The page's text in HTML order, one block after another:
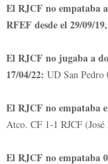
El RJCF no empataba
RFEF desde el 29/09/
El RJCF no jugaba a
17/04/22: UD San Pedro
El RJCF no empataba
Atco. CF 1-1 RJCF
El RJCF no empataba